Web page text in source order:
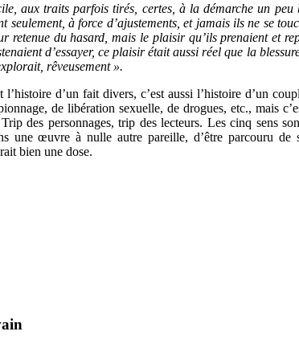
aux traits parfois tirés, certes, à la démarche un
seulement, à force d’ajustements, et jamais ils ne se
retenue du hasard, mais le plaisir qu’ils prenaient et
d’essayer, ce plaisir était aussi réel que la
rêveusement ».
l’histoire d’un fait divers, c’est aussi l’histoire d’un
de libération sexuelle, de drogues, etc., mais
des personnages, trip des lecteurs. Les cinq sens
une œuvre à nulle autre pareille, d’être parcouru de
bien une dose.